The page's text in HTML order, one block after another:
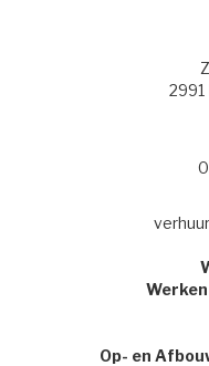
2991
Op- en